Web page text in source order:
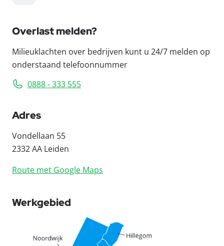
Overlast melden?
Milieuklachten over bedrijven kunt u 24/7 melden op
onderstaand telefoonnummer
0888 - 333 555
Adres
Vondellaan 55
2332 AA Leiden
Route met Google Maps
Werkgebied